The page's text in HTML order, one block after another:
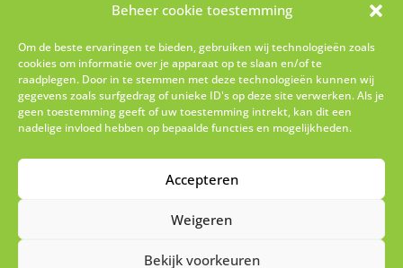
Beheer cookie toestemming
Om de beste ervaringen te bieden, gebruiken wij technologieën zoals
cookies om informatie over je apparaat op te slaan en/of te
raadplegen. Door in te stemmen met deze technologieën kunnen wij
gegevens zoals surfgedrag of unieke ID's op deze site verwerken. Als je
geen toestemming geeft of uw toestemming intrekt, kan dit een
nadelige invloed hebben op bepaalde functies en mogelijkheden.
Accepteren
Weigeren
Bekijk voorkeuren
Wil je onze nieuwsbrief ontvangen?